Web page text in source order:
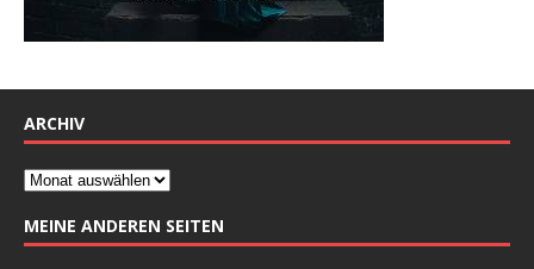
ARCHIV
MEINE ANDEREN SEITEN